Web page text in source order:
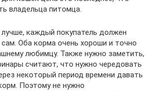
владельца питомца.
каждый покупатель должен
Оба корма очень хороши и точно
любимцу. Также нужно заметить,
считают, что нужно чередовать
некоторый период времени давать
Поэтому не нужно